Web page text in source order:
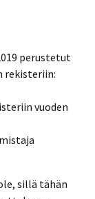
perustetut
rekisteriin:
vuoden
sillä tähän